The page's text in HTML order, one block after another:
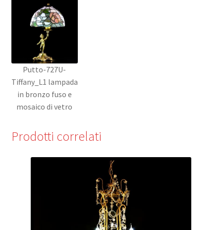
Putto-727U-
Tiffany_L1 lampada
in bronzo fuso e
mosaico di vetro
Prodotti correlati